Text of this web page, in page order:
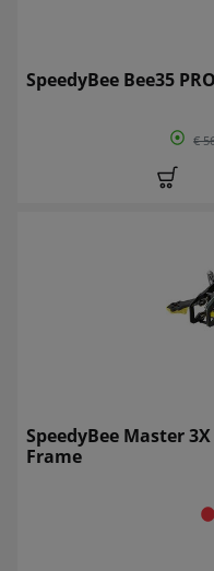
SpeedyBee Bee35
€
SpeedyBee Master
Frame